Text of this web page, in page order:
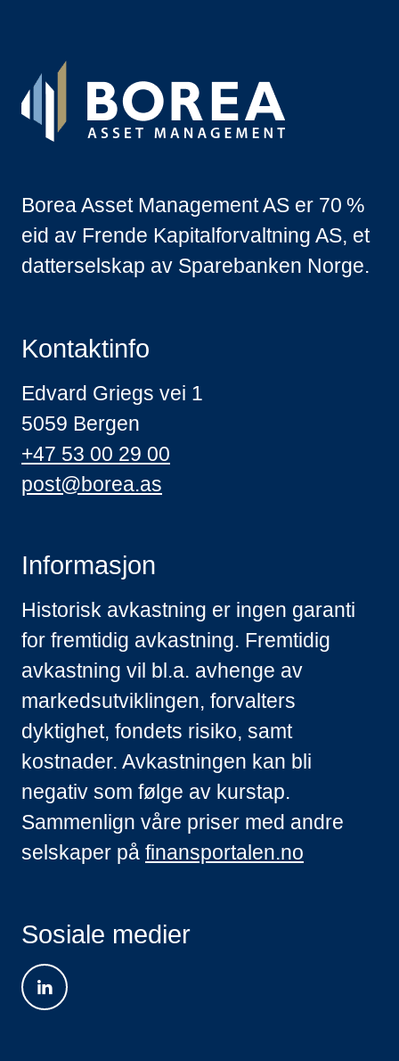
Borea Asset Management AS er 70 %
eid av Frende Kapitalforvaltning AS, et
datterselskap av Sparebanken Norge.
Kontaktinfo
Edvard Griegs vei 1
5059 Bergen
+47 53 00 29 00
post@borea.as
Informasjon
Historisk avkastning er ingen garanti
for fremtidig avkastning. Fremtidig
avkastning vil bl.a. avhenge av
markedsutviklingen, forvalters
dyktighet, fondets risiko, samt
kostnader. Avkastningen kan bli
negativ som følge av kurstap.
Sammenlign våre priser med andre
selskaper på finansportalen.no
Sosiale medier